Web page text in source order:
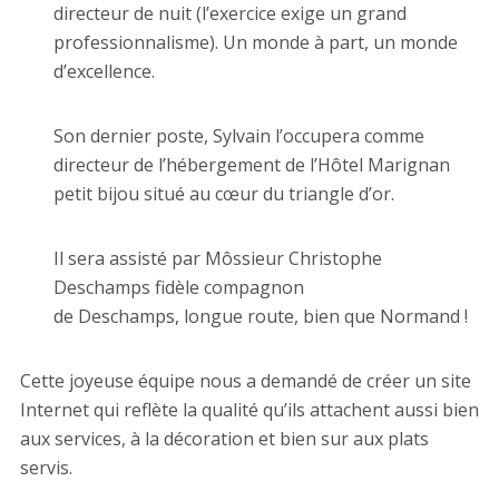
directeur de nuit (l’exercice exige un grand
professionnalisme). Un monde à part, un monde
d’excellence.
Son dernier poste, Sylvain l’occupera comme
directeur de l’hébergement de l’Hôtel Marignan
petit bijou situé au cœur du triangle d’or.
Il sera assisté par Môssieur Christophe
Deschamps fidèle compagnon
de Deschamps, longue route, bien que Normand !
Cette joyeuse équipe nous a demandé de créer un site
Internet qui reflète la qualité qu’ils attachent aussi bien
aux services, à la décoration et bien sur aux plats
servis.